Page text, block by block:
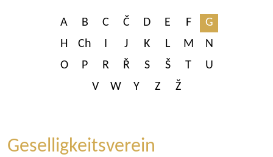
A B C Č D E F
G
H
Ch I J K L M
N
O
P R Ř S Š T
U
V
W Y Z Ž
Geselligkeitsverein